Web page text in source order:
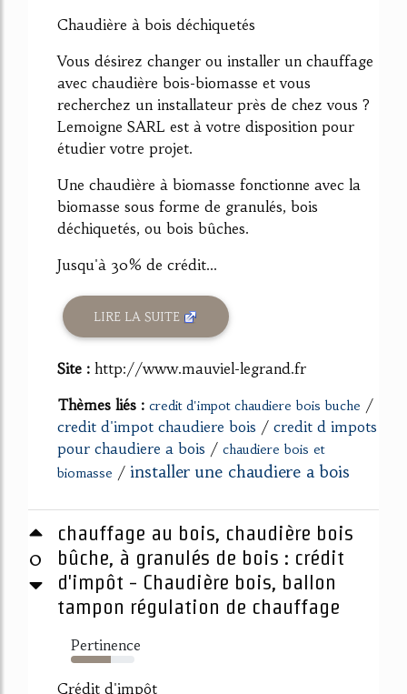
Chaudière à bois déchiquetés
Vous désirez changer ou installer un chauffage
avec chaudière bois-biomasse et vous
recherchez un installateur près de chez vous ?
Lemoigne SARL est à votre disposition pour
étudier votre projet.
Une chaudière à biomasse fonctionne avec la
biomasse sous forme de granulés, bois
déchiquetés, ou bois bûches.
Jusqu'à 30% de crédit...
LIRE LA SUITE
Site : http://www.mauviel-legrand.fr
Thèmes liés : credit d'impot chaudiere bois buche /
credit d'impot chaudiere bois / credit d impots
pour chaudiere a bois / chaudiere bois et
biomasse / installer une chaudiere a bois
0
chauffage au bois, chaudière bois
bûche, à granulés de bois : crédit
d'impôt - Chaudière bois, ballon
tampon régulation de chauffage
Pertinence
63%
Crédit d'impôt